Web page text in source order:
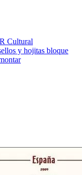
Cultural
y hojitas bloque